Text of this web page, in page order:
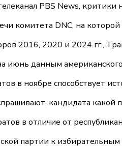
PBS News,
комитета DNC, на
2016, 2020 и 2024 гг.,
июнь данным
в ноябре способствует
кандидата
в отличие от
партии к